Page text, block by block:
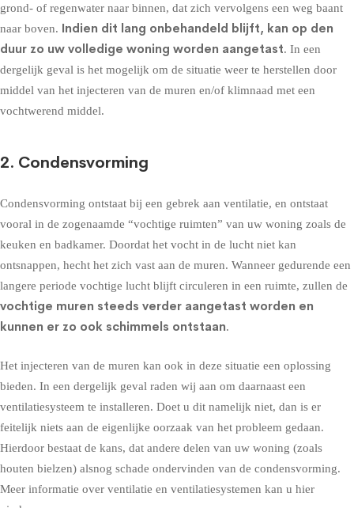
grond- of regenwater naar binnen, dat zich vervolgens een weg baant
naar boven. Indien dit lang onbehandeld blijft, kan op den
duur zo uw volledige woning worden aangetast. In een
dergelijk geval is het mogelijk om de situatie weer te herstellen door
middel van het injecteren van de muren en/of klimnaad met een
vochtwerend middel.
2. Condensvorming
Condensvorming ontstaat bij een gebrek aan ventilatie, en ontstaat
vooral in de zogenaamde “vochtige ruimten” van uw woning zoals de
keuken en badkamer. Doordat het vocht in de lucht niet kan
ontsnappen, hecht het zich vast aan de muren. Wanneer gedurende een
langere periode vochtige lucht blijft circuleren in een ruimte, zullen de
vochtige muren steeds verder aangetast worden en
kunnen er zo ook schimmels ontstaan.
Het injecteren van de muren kan ook in deze situatie een oplossing
bieden. In een dergelijk geval raden wij aan om daarnaast een
ventilatiesysteem te installeren. Doet u dit namelijk niet, dan is er
feitelijk niets aan de eigenlijke oorzaak van het probleem gedaan.
Hierdoor bestaat de kans, dat andere delen van uw woning (zoals
houten bielzen) alsnog schade ondervinden van de condensvorming.
Meer informatie over ventilatie en ventilatiesystemen kan u hier